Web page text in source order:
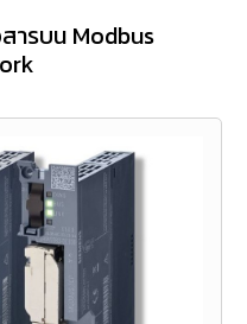
ารบน Modbus